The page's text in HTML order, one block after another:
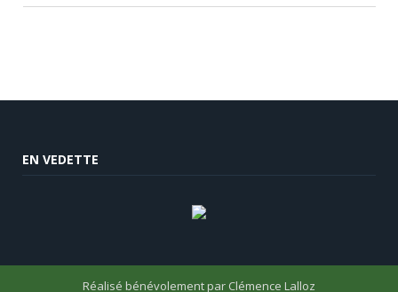
EN VEDETTE
Réalisé bénévolement par Clémence Lalloz